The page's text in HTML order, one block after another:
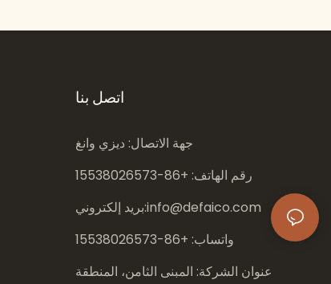
اتصل بنا
جهة الاتصال: ديزي وانغ
رقم الهاتف: +86-
15538026573
بريد إلكتروني:info@defaico.com
واتساب: +86-
15538026573
عنوان الشركة: المبنى الثامن، المنطقة